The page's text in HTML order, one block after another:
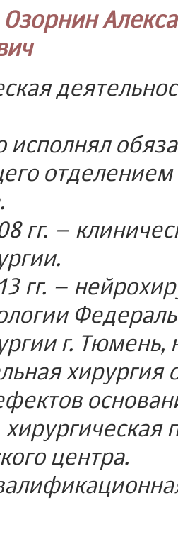
Озорнин
исполнял
отделением
гг. –
гг. –
г. Тюмень,
хирургия
центра.